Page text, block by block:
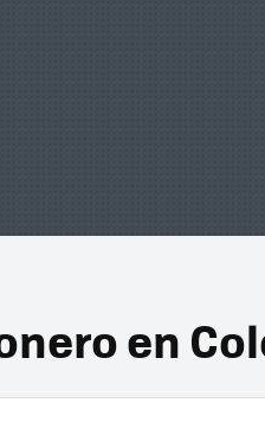
en